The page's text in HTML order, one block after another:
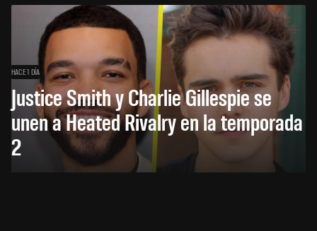
HACE 1 DÍA
Justice Smith y Charlie Gillespie se
unen a Heated Rivalry en la temporada
2